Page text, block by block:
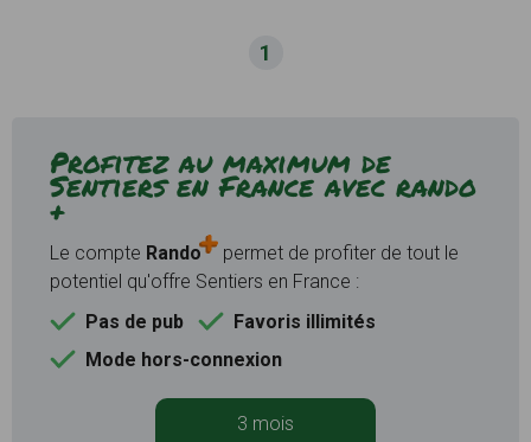
1
Profitez au maximum de
Sentiers en France avec rando
+
Le compte Rando
permet de profiter de tout le
potentiel qu'offre Sentiers en France :
Pas de pub
Favoris illimités
Mode hors-connexion
3 mois